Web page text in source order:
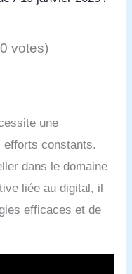
votes)
une
efforts constants.
dans le domaine
liée au digital, il
efficaces et de